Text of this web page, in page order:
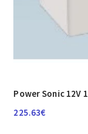
Power Sonic 12V
225.63€